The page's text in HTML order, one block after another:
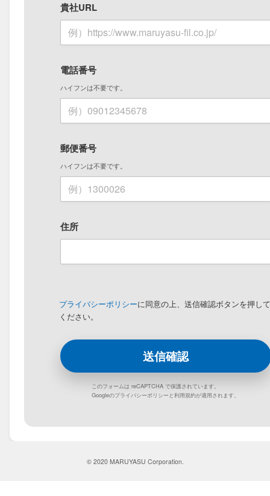
貴社URL
電話番号
ハイフンは不要です。
郵便番号
ハイフンは不要です。
住所
プライバシーポリシーに同意の上、送信確認ボタンを押し
ください。
このフォームは reCAPTCHA で保護されています。
Googleのプライバシーポリシーと利用規約が適用されます。
© 2020 MARUYASU Corporation.